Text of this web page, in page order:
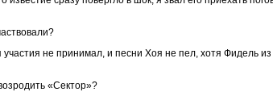
участия не принимал, и песни Хоя не пел, хотя Фидель
«Сектор»?